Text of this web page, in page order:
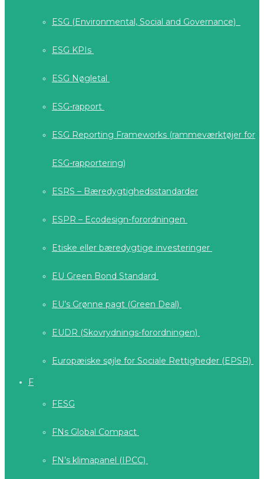
ESG (Environmental, Social and Governance)
ESG KPIs
ESG Nøgletal
ESG-rapport
ESG Reporting Frameworks (rammeværktøjer for
ESG-rapportering)
ESRS – Bæredygtighedsstandarder
ESPR – Ecodesign-forordningen
Etiske eller bæredygtige investeringer
EU Green Bond Standard
EU’s Grønne pagt (Green Deal)
EUDR (Skovrydnings-forordningen)
Europæiske søjle for Sociale Rettigheder (EPSR)
F
FESG
FNs Global Compact
FN’s klimapanel (IPCC)